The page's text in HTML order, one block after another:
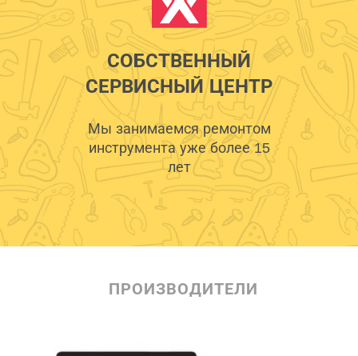
СОБСТВЕННЫЙ
СЕРВИСНЫЙ ЦЕНТР
Мы занимаемся ремонтом
инструмента уже более 15
лет
ПРОИЗВОДИТЕЛИ